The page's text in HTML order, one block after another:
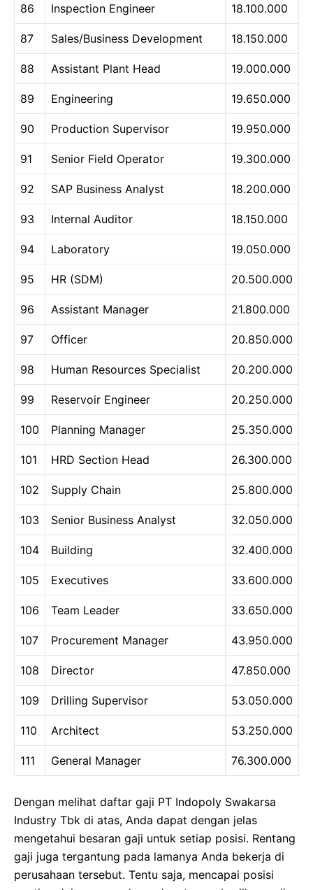
86 Inspection Engineer 18.100.000
87 Sales/Business Development 18.150.000
88 Assistant Plant Head 19.000.000
89 Engineering 19.650.000
90 Production Supervisor 19.950.000
91 Senior Field Operator 19.300.000
92 SAP Business Analyst 18.200.000
93 Internal Auditor 18.150.000
94 Laboratory 19.050.000
95 HR (SDM) 20.500.000
96 Assistant Manager 21.800.000
97 Officer 20.850.000
98 Human Resources Specialist 20.200.000
99 Reservoir Engineer 20.250.000
100 Planning Manager 25.350.000
101 HRD Section Head 26.300.000
102 Supply Chain 25.800.000
103 Senior Business Analyst 32.050.000
104 Building 32.400.000
105 Executives 33.600.000
106 Team Leader 33.650.000
107 Procurement Manager 43.950.000
108 Director 47.850.000
109 Drilling Supervisor 53.050.000
110 Architect 53.250.000
111 General Manager 76.300.000
Dengan melihat daftar gaji PT Indopoly Swakarsa
Industry Tbk di atas, Anda dapat dengan jelas
mengetahui besaran gaji untuk setiap posisi. Rentang
gaji juga tergantung pada lamanya Anda bekerja di
perusahaan tersebut. Tentu saja, mencapai posisi